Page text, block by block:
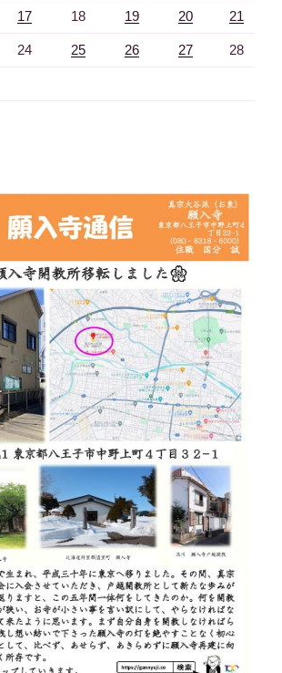
17 18 19 20 21
24 25 26 27 28